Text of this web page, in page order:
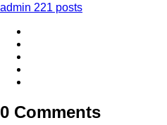
admin 221 posts
0 Comments